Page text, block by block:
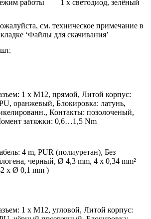
работы
1 x светодиод, зелёный
см. техническое примечание в
‘Файлы для скачивания’
1 x M12, прямой, Литой корпус:
оранжевый, Блокировка: латунь,
Контакты: позолоченый,
затяжки: 0,6…1,5 Nm
4 m, PUR (полиуретан), Без
черный, Ø 4,3 mm, 4 x 0,34 mm²
x Ø 0,1 mm )
1 x M12, угловой, Литой корпус: